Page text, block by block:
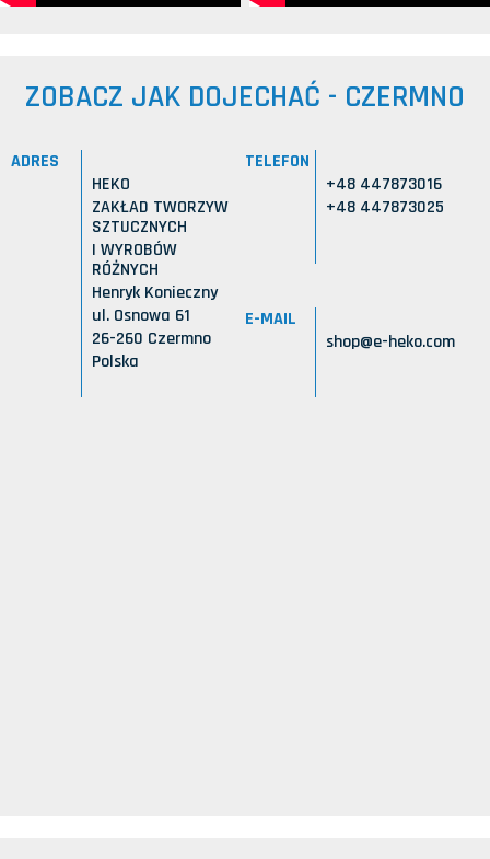
ZOBACZ JAK DOJECHAĆ - CZERMNO
ADRES
HEKO
ZAKŁAD TWORZYW
SZTUCZNYCH
I WYROBÓW
RÓŻNYCH
Henryk Konieczny
ul. Osnowa 61
26-260 Czermno
Polska
TELEFON
+48 447873016
+48 447873025
E-MAIL
shop@e-heko.com